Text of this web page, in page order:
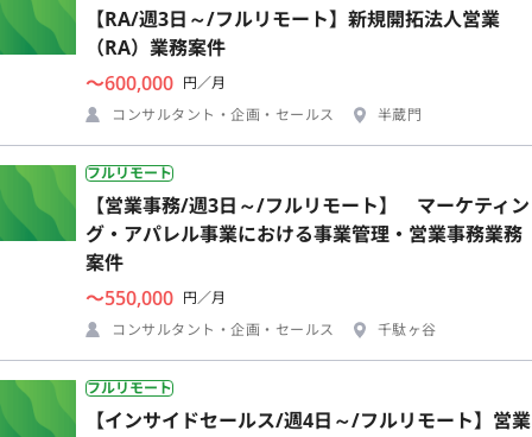
【RA/週3日～/フルリモート】新規開拓法人営業
（RA）業務案件
〜600,000 円／月
コンサルタント・企画・セールス
半蔵門
フルリモート
【営業事務/週3日～/フルリモート】 マーケティン
グ・アパレル事業における事業管理・営業事務業務
案件
〜550,000 円／月
コンサルタント・企画・セールス
千駄ヶ谷
フルリモート
【インサイドセールス/週4日～/フルリモート】営業